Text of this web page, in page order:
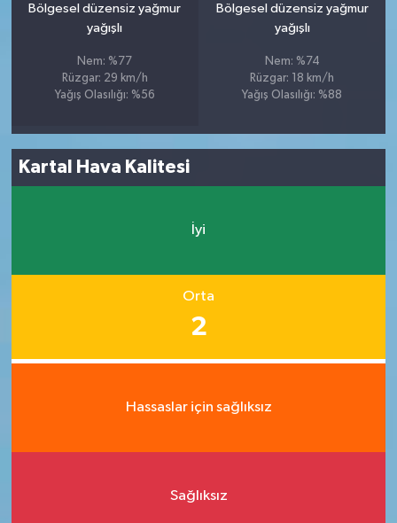
Bölgesel düzensiz yağmur
yağışlı
Nem: %77
Rüzgar: 29 km/h
Yağış Olasılığı: %56
Bölgesel düzensiz yağmur
yağışlı
Nem: %74
Rüzgar: 18 km/h
Yağış Olasılığı: %88
Kartal Hava Kalitesi
İyi
Orta
2
Hassaslar için sağlıksız
Sağlıksız